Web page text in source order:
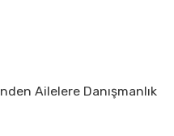
Ailelere Danışmanlık